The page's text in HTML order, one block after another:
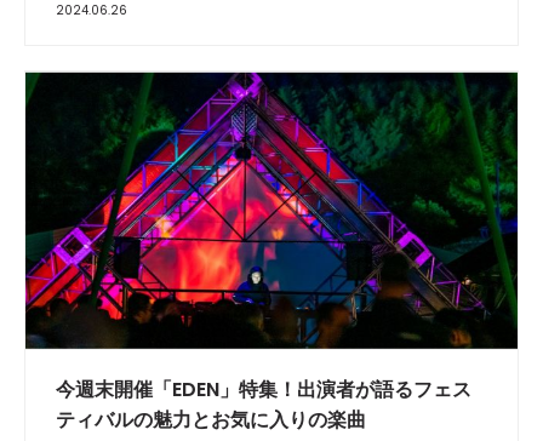
2024.06.26
今週末開催「EDEN」特集！出演者が語るフェス
ティバルの魅力とお気に入りの楽曲